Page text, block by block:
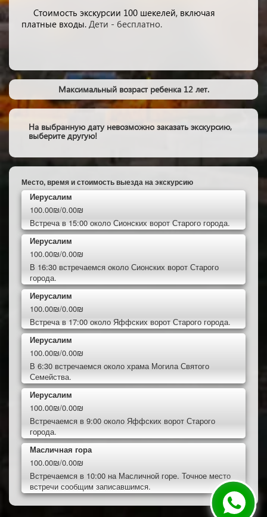
Стоимость экскурсии 100 шекелей, включая
платные входы. Дети - бесплатно.
Максимальный возраст ребенка 12 лет.
На выбранную дату невозможно заказать экскурсию,
выберите другую!
Место, время и стоимость выезда на экскурсию
Иерусалим
100.00₪/0.00₪
Встреча в 15:00 около Сионских ворот Старого города.
Иерусалим
100.00₪/0.00₪
В 16:30 встречаемся около Сионских ворот Старого
города.
Иерусалим
100.00₪/0.00₪
Встреча в 17:00 около Яффских ворот Старого города.
Иерусалим
100.00₪/0.00₪
В 6:30 встречаемся около храма Могила Святого
Семейства.
Иерусалим
100.00₪/0.00₪
Встречаемся в 9:00 около Яффских ворот Старого
города.
Масличная гора
100.00₪/0.00₪
Встречаемся в 10:00 на Масличной горе. Точное место
встречи сообщим записавшимся.